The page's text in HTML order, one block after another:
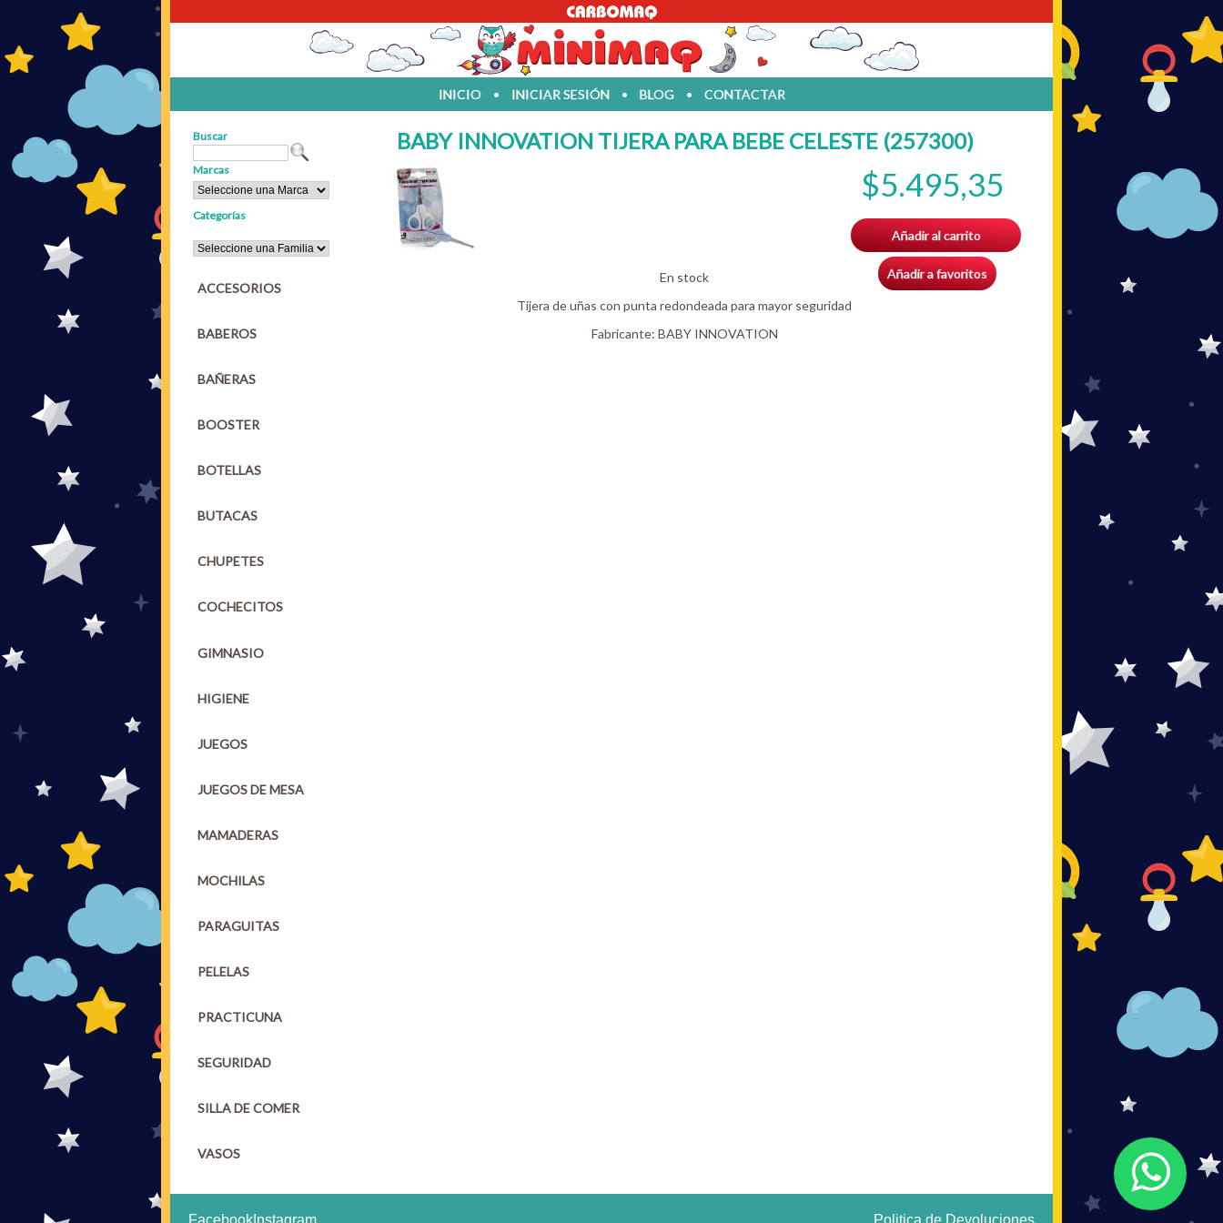
INICIO • INICIAR SESIÓN • BLOG • CONTACTAR
Buscar
Marcas
Categorías
ACCESORIOS
BABEROS
BAÑERAS
BOOSTER
BOTELLAS
BUTACAS
CHUPETES
COCHECITOS
GIMNASIO
HIGIENE
JUEGOS
JUEGOS DE MESA
MAMADERAS
MOCHILAS
PARAGUITAS
PELELAS
PRACTICUNA
SEGURIDAD
SILLA DE COMER
VASOS
BABY INNOVATION TIJERA PARA BEBE CELESTE (257300)
$5.495,35
Añadir al carrito
Añadir a favoritos
En stock
Tijera de uñas con punta redondeada para mayor seguridad
Fabricante: BABY INNOVATION